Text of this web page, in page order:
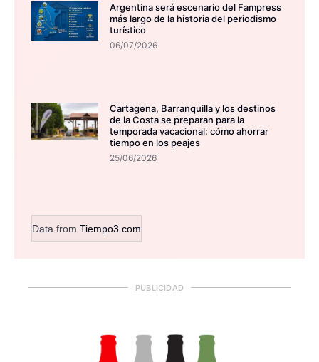
Argentina será escenario del Fampress
más largo de la historia del periodismo
turístico
06/07/2026
Cartagena, Barranquilla y los destinos
de la Costa se preparan para la
temporada vacacional: cómo ahorrar
tiempo en los peajes
25/06/2026
Data from Tiempo3.com
PUBLICIDAD